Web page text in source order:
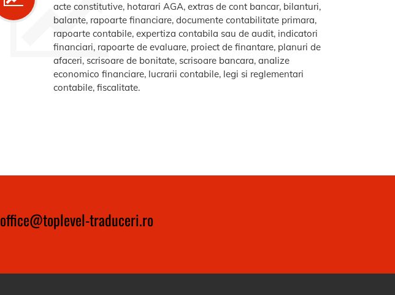
acte constitutive, hotarari AGA, extras de cont bancar, bilanturi,
balante, rapoarte financiare, documente contabilitate primara,
rapoarte contabile, expertiza contabila sau de audit, indicatori
financiari, rapoarte de evaluare, proiect de finantare, planuri de
afaceri, scrisoare de bonitate, scrisoare bancara, analize
economico financiare, lucrarii contabile, legi si reglementari
contabile, fiscalitate.
office@toplevel-traduceri.ro